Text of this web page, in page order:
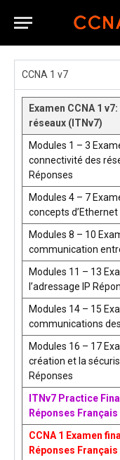
CCNA 1 v7
Examen CCNA 1
réseaux (ITNv7)
Modules 1 – 3
connectivité des
Réponses
Modules 4 – 7
concepts
Modules 8 – 10
communication
Modules 11 – 13
l’adressage IP
Modules 14 – 15
communications
Modules 16 – 17
création et la
Réponses
ITNv7 Practice
Réponses Français
CCNA 1 Examen
Réponses Français